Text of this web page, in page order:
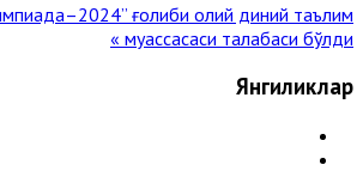
ғолиби олий диний таълим
муассасаси талабаси бўлди »
Янгиликлар